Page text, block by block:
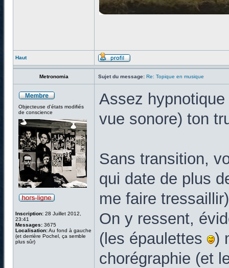
Haut
Metronomia Sujet du message: Re: Topique en musique
Objecteuse d'états modifiés
de conscience
Inscription: 28 Juillet 2012,
23:41
Messages: 3675
Localisation:Au fond à gauche
(et derrière Pochel, ça semble
plus sûr)
Assez
vue sonore) ton
Sans transition,
qui date de plus
me faire
On y ressent,
(les épaulettes
)
chorégraphie (et